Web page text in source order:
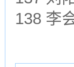
138 李